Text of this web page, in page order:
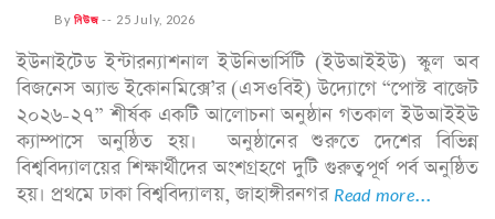
Byনিউজ -- 25 July, 2026
ইউনাইটেড ইন্টারন্যাশনাল ইউনিভার্সিটি (ইউআইইউ) স্কুল অব
বিজনেস অ্যান্ড ইকোনমিক্সে’র (এসওবিই) উদ্যোগে “পোস্ট বাজেট
২০২৬-২৭” শীর্ষক একটি আলোচনা অনুষ্ঠান গতকাল ইউআইইউ
ক্যাম্পাসে অনুষ্ঠিত হয়। অনুষ্ঠানের শুরুতে দেশের বিভিন্ন
বিশ্ববিদ্যালয়ের শিক্ষার্থীদের অংশগ্রহণে দুটি গুরুত্বপূর্ণ পর্ব অনুষ্ঠিত
হয়। প্রথমে ঢাকা বিশ্ববিদ্যালয়, জাহাঙ্গীরনগর Read more...